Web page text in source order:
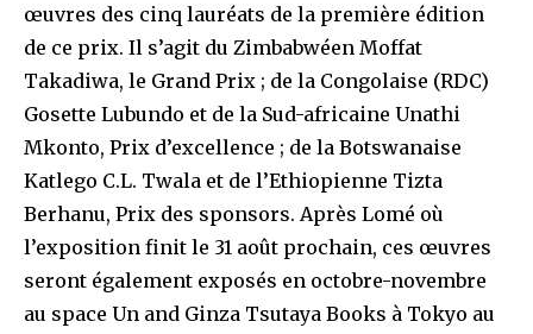
œuvres des cinq lauréats de la première édition
de ce prix. Il s’agit du Zimbabwéen Moffat
Takadiwa, le Grand Prix ; de la Congolaise (RDC)
Gosette Lubundo et de la Sud-africaine Unathi
Mkonto, Prix d’excellence ; de la Botswanaise
Katlego C.L. Twala et de l’Ethiopienne Tizta
Berhanu, Prix des sponsors. Après Lomé où
l’exposition finit le 31 août prochain, ces œuvres
seront également exposés en octobre-novembre
au space Un and Ginza Tsutaya Books à Tokyo au